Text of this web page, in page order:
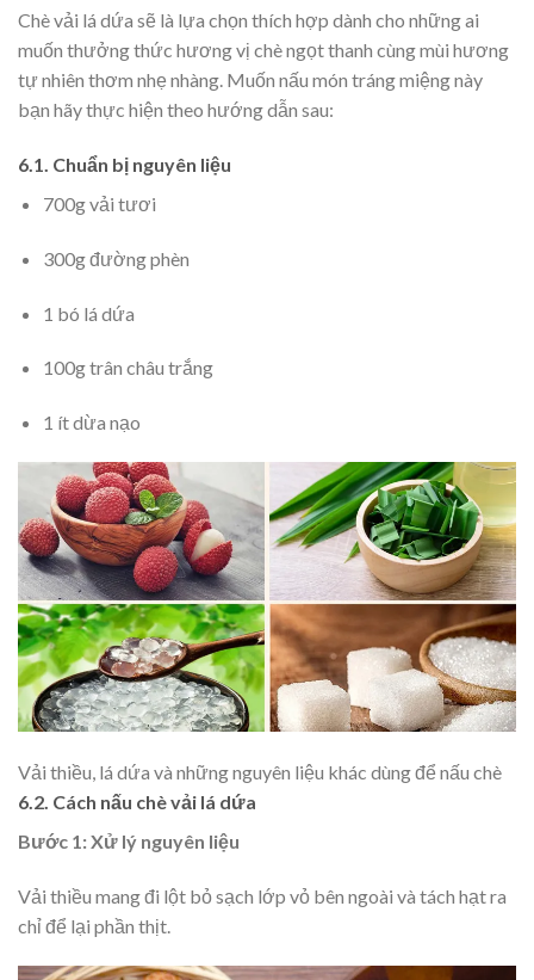
Chè vải lá dứa sẽ là lựa chọn thích hợp dành cho những ai
muốn thưởng thức hương vị chè ngọt thanh cùng mùi hương
tự nhiên thơm nhẹ nhàng. Muốn nấu món tráng miệng này
bạn hãy thực hiện theo hướng dẫn sau:
6.1. Chuẩn bị nguyên liệu
700g vải tươi
300g đường phèn
1 bó lá dứa
100g trân châu trắng
1 ít dừa nạo
Vải thiều, lá dứa và những nguyên liệu khác dùng để nấu chè
6.2. Cách nấu chè vải lá dứa
Bước 1: Xử lý nguyên liệu
Vải thiều mang đi lột bỏ sạch lớp vỏ bên ngoài và tách hạt ra
chỉ để lại phần thịt.